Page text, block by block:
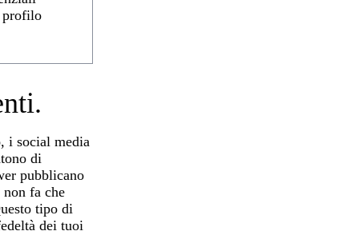
profilo
i social media
di
pubblicano
fa che
tipo di
dei tuoi